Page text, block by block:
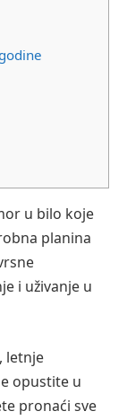
u bilo koje
planina
i uživanje u
letnje
opustite u
pronaći sve